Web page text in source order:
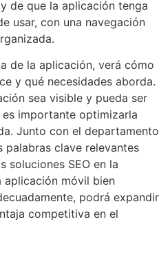
de que la aplicación tenga
usar, con una navegación
de la aplicación, verá cómo
y qué necesidades aborda.
sea visible y pueda ser
importante optimizarla
Junto con el departamento
palabras clave relevantes
soluciones SEO en la
aplicación móvil bien
podrá expandir
competitiva en el